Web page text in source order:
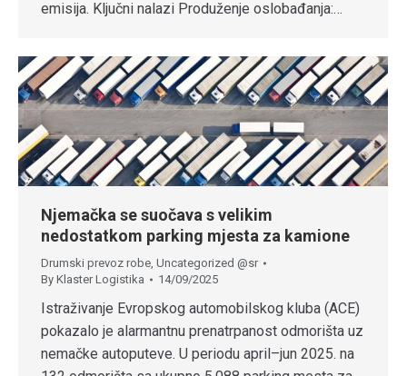
emisija. Ključni nalazi Produženje oslobađanja:…
Njemačka se suočava s velikim
nedostatkom parking mjesta za kamione
Drumski prevoz robe Uncategorized @sr
By Klaster Logistika 14/09/2025
Istraživanje Evropskog automobilskog kluba (ACE)
pokazalo je alarmantnu prenatrpanost odmorišta uz
nemačke autoputeve. U periodu april–jun 2025. na